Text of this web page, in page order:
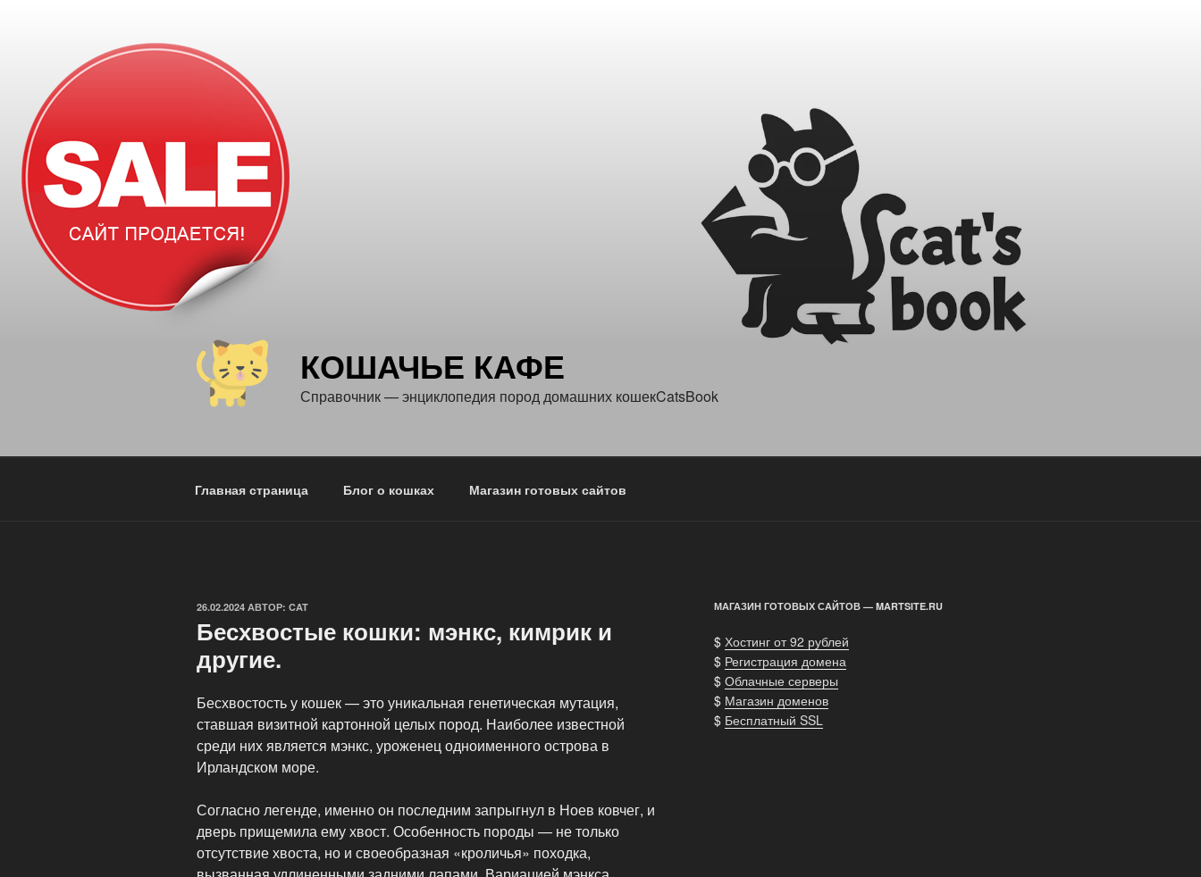
КОШАЧЬЕ КАФЕ
Справочник — энциклопедия пород домашних кошекCatsBook
Главная страница Блог о кошках Магазин готовых сайтов
ОПУБЛИКОВАНО
26.02.2024 АВТОР: CAT
Бесхвостые кошки: мэнкс, кимрик и
другие.
Бесхвостость у кошек — это уникальная генетическая мутация,
ставшая визитной картонной целых пород. Наиболее известной
среди них является мэнкс, уроженец одноименного острова в
Ирландском море.
Согласно легенде, именно он последним запрыгнул в Ноев ковчег, и
дверь прищемила ему хвост. Особенность породы — не только
отсутствие хвоста, но и своеобразная «кроличья» походка,
МАГАЗИН ГОТОВЫХ САЙТОВ — MARTSITE.RU
$ Хостинг от 92 рублей
$ Регистрация домена
$ Облачные серверы
$ Магазин доменов
$ Бесплатный SSL